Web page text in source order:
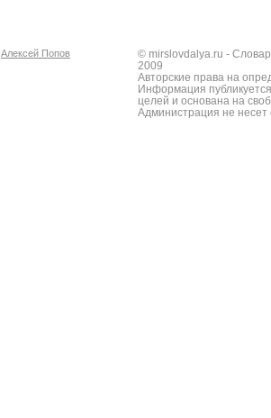
Алексей Попов
© mirslovdalya.ru -
2009
Авторские права на
Информация
целей и основана на
Администрация не несет